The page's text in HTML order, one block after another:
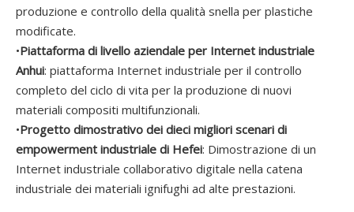
produzione e controllo della qualità snella per plastiche
modificate.
•Piattaforma di livello aziendale per Internet industriale
Anhui: piattaforma Internet industriale per il controllo
completo del ciclo di vita per la produzione di nuovi
materiali compositi multifunzionali.
•Progetto dimostrativo dei dieci migliori scenari di
empowerment industriale di Hefei: Dimostrazione di un
Internet industriale collaborativo digitale nella catena
industriale dei materiali ignifughi ad alte prestazioni.